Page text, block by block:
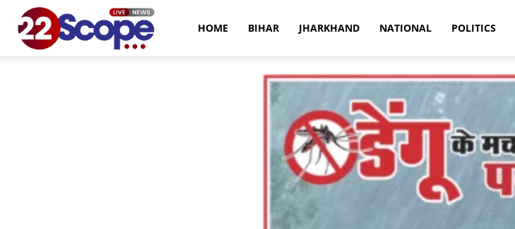
HOME BIHAR JHARKHAND NATIONAL POLITICS